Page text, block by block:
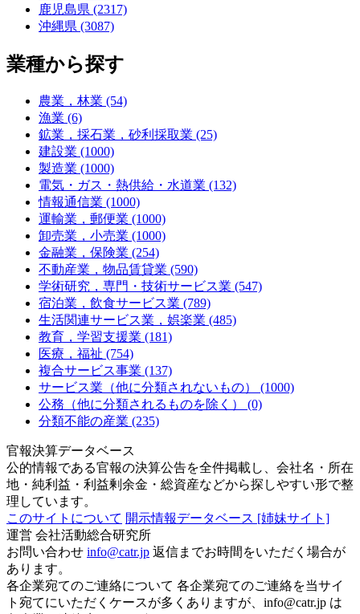
鹿児島県 (2317)
沖縄県 (3087)
業種から探す
農業，林業 (54)
漁業 (6)
鉱業，採石業，砂利採取業 (25)
建設業 (1000)
製造業 (1000)
電気・ガス・熱供給・水道業 (132)
情報通信業 (1000)
運輸業，郵便業 (1000)
卸売業，小売業 (1000)
金融業，保険業 (254)
不動産業，物品賃貸業 (590)
学術研究，専門・技術サービス業 (547)
宿泊業，飲食サービス業 (789)
生活関連サービス業，娯楽業 (485)
教育，学習支援業 (181)
医療，福祉 (754)
複合サービス事業 (137)
サービス業（他に分類されないもの） (1000)
公務（他に分類されるものを除く） (0)
分類不能の産業 (235)
官報決算データベース
公的情報である官報の決算公告を全件掲載し、会社名・所在
地・純利益・利益剰余金・総資産などから探しやすい形で整
理しています。
このサイトについて 開示情報データベース [姉妹サイト]
運営 会社活動総合研究所
お問い合わせ info@catr.jp 返信までお時間をいただく場合が
あります。
各企業宛てのご連絡について 各企業宛てのご連絡を当サイ
ト宛てにいただくケースが多くありますが、info@catr.jp は